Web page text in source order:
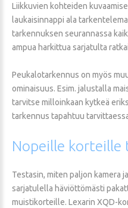
Liikkuvien kohteiden
laukaisinnappi ala
tarkennuksen seurannassa
ampua harkittua sarjatulta
Peukalotarkennus on myös
ominaisuus. Esim. jalustalla
tarvitse milloinkaan kytkeä
tarkennus tapahtuu
Nopeille korteille
Testasin, miten paljon kamera
sarjatulella häviöttömästi
muistikorteille. Lexarin XQD-